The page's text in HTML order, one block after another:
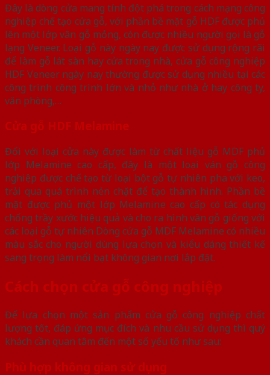
Đây là dòng cửa mang tính đột phá trong cách mạng công
nghiệp chế tạo cửa gỗ, với phần bề mặt gỗ HDF được phủ
lên một lớp vân gỗ mỏng, còn được nhiều người gọi là gỗ
lạng Veneer. Loại gỗ này ngày nay được sử dụng rộng rãi
để làm gỗ lát sàn hay cửa trong nhà, cửa gỗ công nghiệp
HDF Veneer ngày nay thường được sử dụng nhiều tại các
công trình công trình lớn và nhỏ như nhà ở hay công ty,
văn phòng,…
Cửa gỗ HDF Melamine
Đối với loại cửa này được làm từ chất liệu gỗ MDF phủ
lớp Melamine cao cấp, đây là một loại ván gỗ công
nghiệp được chế tạo từ loại bột gỗ tự nhiên pha với keo,
trải qua quá trình nén chặt để tạo thành hình. Phần bề
mặt được phủ một lớp Melamine cao cấp có tác dụng
chống trầy xước hiệu quả và cho ra hình vân gỗ giống với
các loại gỗ tự nhiên Dòng cửa gỗ MDF Melamine có nhiều
màu sắc cho người dùng lựa chọn và kiểu dáng thiết kế
sang trọng làm nổi bạt không gian nơi lắp đặt.
Cách chọn cửa gỗ công nghiệp
Để lựa chọn một sản phẩm cửa gỗ công nghiệp chất
lượng tốt, đáp ứng mục đích và nhu cầu sử dụng thì quý
khách cần quan tâm đến một số yếu tố như sau:
Phù hợp không gian sử dụng